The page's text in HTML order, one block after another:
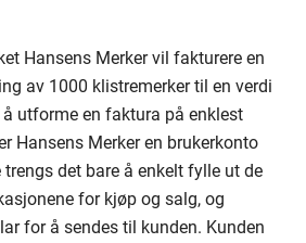
Hansens Merker vil fakturere en
av 1000 klistremerker til en verdi
å utforme en faktura på enklest
Hansens Merker en brukerkonto
trengs det bare å enkelt fylle ut de
for kjøp og salg, og
for å sendes til kunden. Kunden